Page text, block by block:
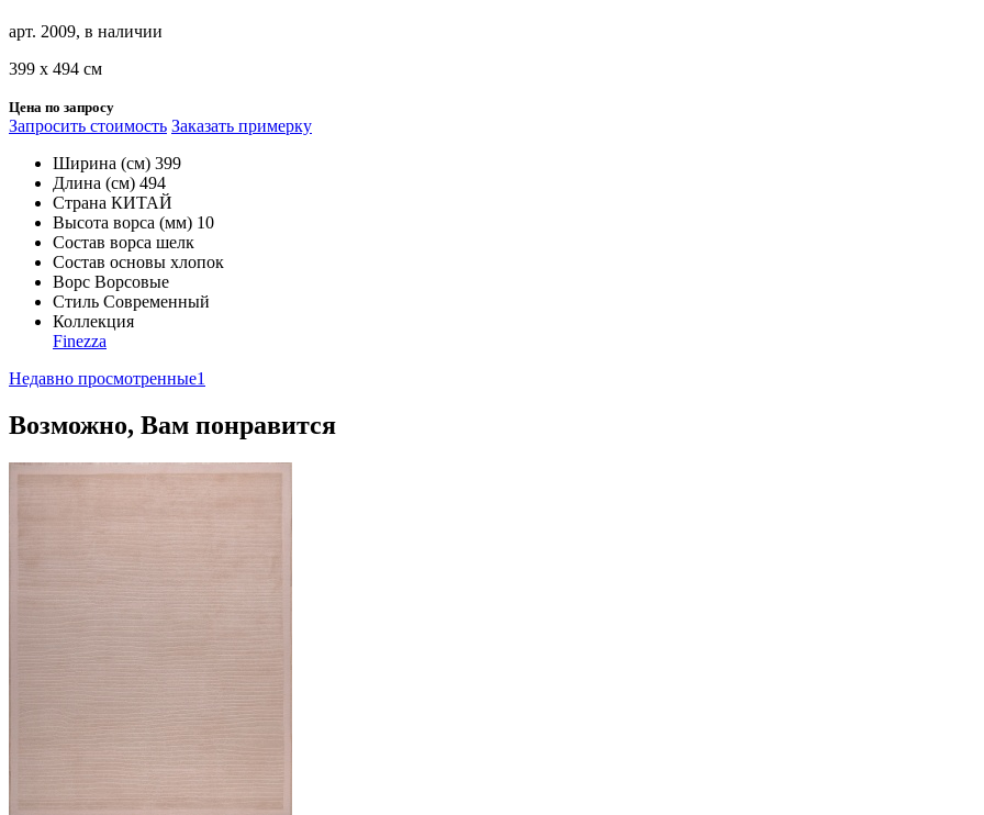
арт. 2009, в наличии
399 х 494 см
Цена по запросу
Запросить стоимость Заказать примерку
Ширина (см) 399
Длина (см) 494
Страна КИТАЙ
Высота ворса (мм) 10
Состав ворса шелк
Состав основы хлопок
Ворс Ворсовые
Стиль Современный
Коллекция
Finezza
Недавно просмотренные1
Возможно, Вам понравится